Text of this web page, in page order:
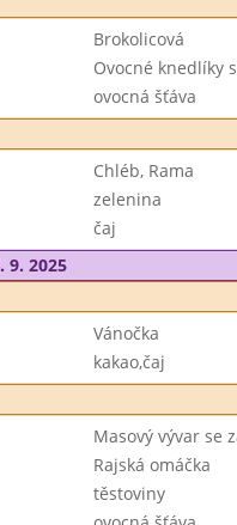
Brokolicová
Ovocné knedlíky
ovocná šťáva
Chléb, Rama
zelenina
čaj
9. 2025
Vánočka
kakao,čaj
Masový vývar se
Rajská omáčka
těstoviny